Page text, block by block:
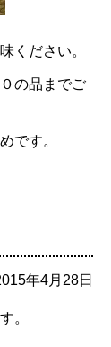
ください。
の品までご
です。
年4月28日
。